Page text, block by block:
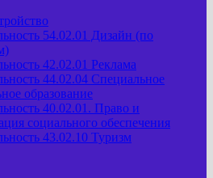
54.02.01 Дизайн (по
42.02.01 Реклама
44.02.04 Специальное
образование
40.02.01. Право и
социального обеспечения
43.02.10 Туризм